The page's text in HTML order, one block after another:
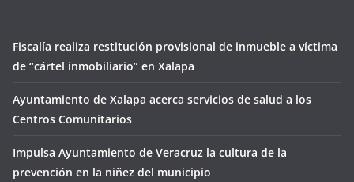
Fiscalía realiza restitución provisional de inmueble a víctima
de “cártel inmobiliario” en Xalapa
Ayuntamiento de Xalapa acerca servicios de salud a los
Centros Comunitarios
Impulsa Ayuntamiento de Veracruz la cultura de la
prevención en la niñez del municipio